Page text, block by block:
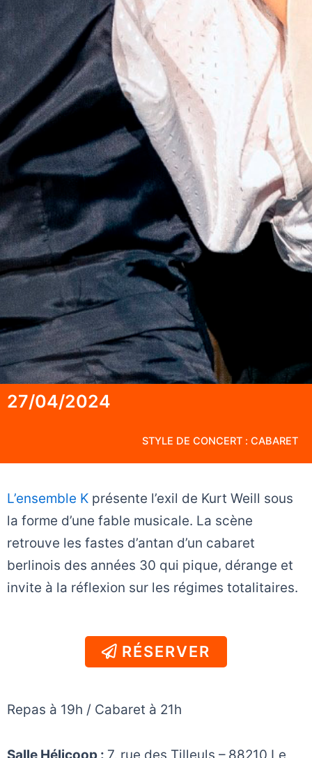
27/04/2024
STYLE DE CONCERT : CABARET
L’ensemble K présente l’exil de Kurt Weill sous
la forme d’une fable musicale. La scène
retrouve les fastes d’antan d’un cabaret
berlinois des années 30 qui pique, dérange et
invite à la réflexion sur les régimes totalitaires.
RÉSERVER
Repas à 19h / Cabaret à 21h